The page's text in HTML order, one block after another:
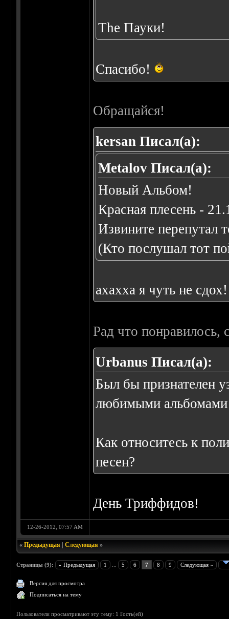
The Пауки!
Спасибо!
Обращайся!
kersan Писал(а):
Metalov Писал(а):
Новый Альбом!
Красная плесень -
Извините перепутал
(Кто послушал тот
ахахха я чуть не
Рад что понравилось,
Urbanus Писал(а):
Был бы признателен
любимыми
Как относитесь к
песен?
День Триффидов!
12-26-2012, 07:57 AM
«Предыдущая |Следующая »
Страницы (9): « Предыдущая 1 5 6 7 8 9 Следующая »
Версия для просмотра
Подписаться на тему
Пользователи просматривают эту тему: 1 Гость(ей)